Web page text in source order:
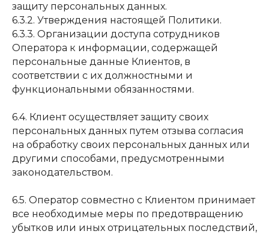
защиту персональных данных.
6.3.2. Утверждения настоящей Политики.
6.3.3. Организации доступа сотрудников
Оператора к информации, содержащей
персональные данные Клиентов, в
соответствии с их должностными и
функциональными обязанностями.
6.4. Клиент осуществляет защиту своих
персональных данных путем отзыва согласия
на обработку своих персональных данных или
другими способами, предусмотренными
законодательством.
6.5. Оператор совместно с Клиентом принимает
все необходимые меры по предотвращению
убытков или иных отрицательных последствий,
ОГРН 1257700129720
ОРГАНИЗАТОР:
ООО «Глобал Ивент Солюшнс»
ПО ВОПРОСАМ СОТРУДНИЧЕСТВА:
+7-905-780-49-70